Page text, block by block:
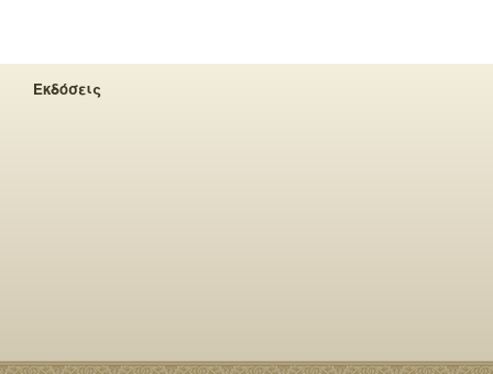
Εκδόσεις